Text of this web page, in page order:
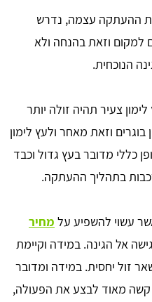
ההעתקה עצמה, נדרש
למקום וזאת בהנחה ולא
הנוכחית.
צעיר תהיה זולה יותר
וזאת מאחר ולעץ לימון
כללי מדובר בעץ גדול וכבד
בתהליך ההעתקה.
עשוי להשפיע על מחיר
אל הגינה. במידה וקיימת
זול יחסית. במידה ומדובר
קשה מאוד לבצע את הפעולה,